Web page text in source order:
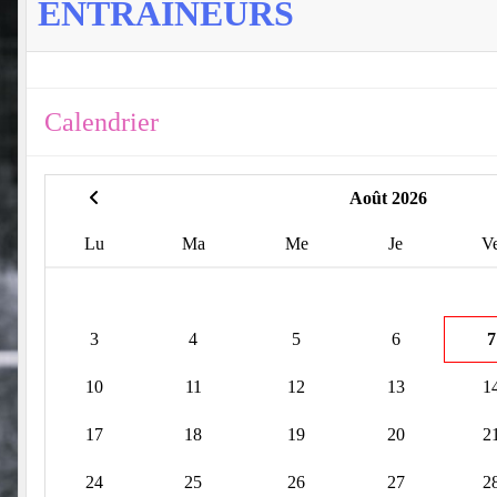
ENTRAÎNEURS
Calendrier
Août 2026
Lu Ma Me Je
3 4 5 6 7
10 11 12 13
17 18 19 20 21
24 25 26 27